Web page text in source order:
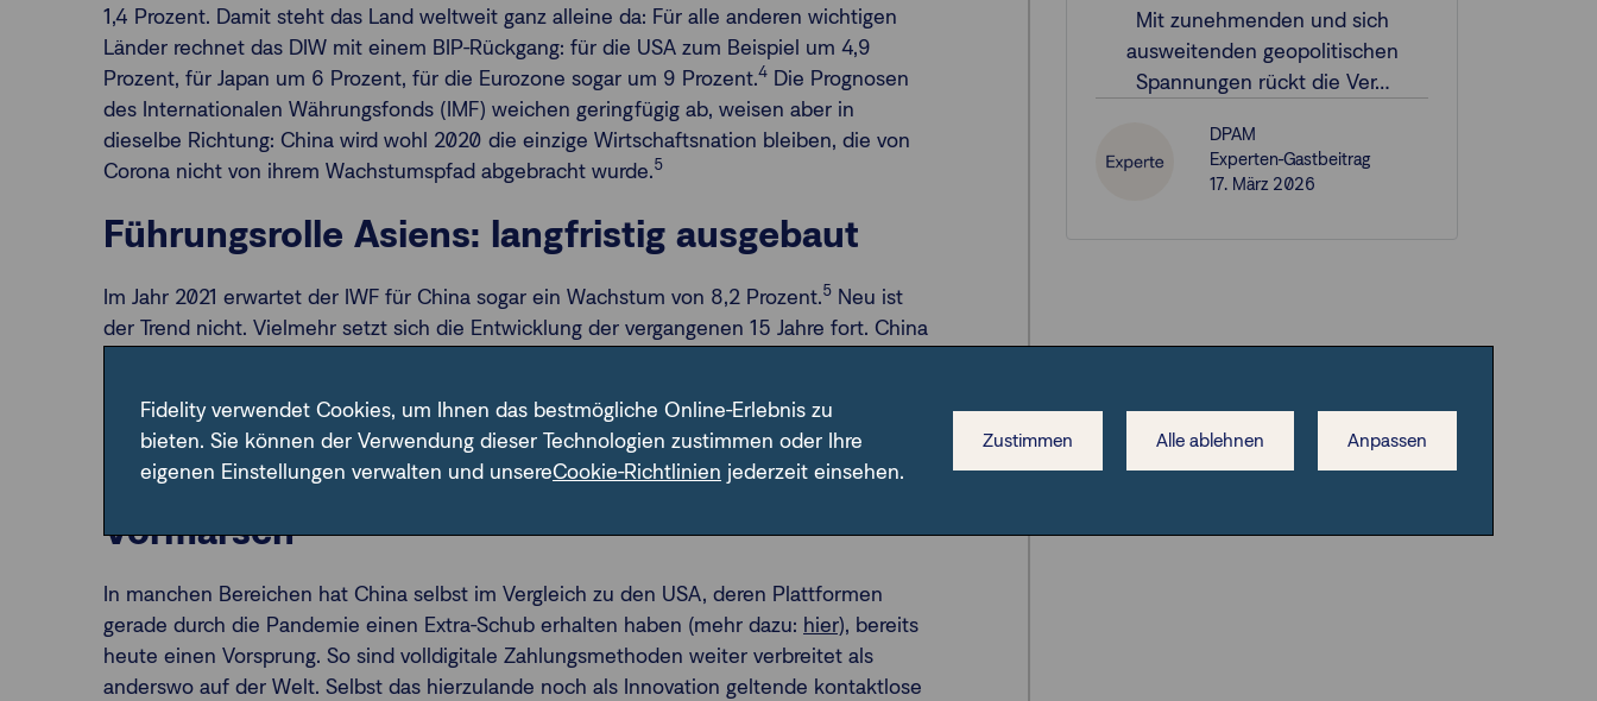
1,4 Prozent. Damit steht das Land weltweit ganz alleine da: Für alle anderen wichtigen
Länder rechnet das DIW mit einem BIP-Rückgang: für die USA zum Beispiel um 4,9
Prozent, für Japan um 6 Prozent, für die Eurozone sogar um 9 Prozent.4 Die Prognosen
des Internationalen Währungsfonds (IMF) weichen geringfügig ab, weisen aber in
dieselbe Richtung: China wird wohl 2020 die einzige Wirtschaftsnation bleiben, die von
Corona nicht von ihrem Wachstumspfad abgebracht wurde.5
Führungsrolle Asiens: langfristig ausgebaut
Im Jahr 2021 erwartet der IWF für China sogar ein Wachstum von 8,2 Prozent.5 Neu ist
der Trend nicht. Vielmehr setzt sich die Entwicklung der vergangenen 15 Jahre fort. China
Rolle als weltweiter Technologieführer.
China: in Schlüsseltechnologien auf dem
Vormarsch
In manchen Bereichen hat China selbst im Vergleich zu den USA, deren Plattformen
gerade durch die Pandemie einen Extra-Schub erhalten haben (mehr dazu: hier), bereits
heute einen Vorsprung. So sind volldigitale Zahlungsmethoden weiter verbreitet als
anderswo auf der Welt. Selbst das hierzulande noch als Innovation geltende kontaktlose
Mit zunehmenden und sich
ausweitenden geopolitischen
Spannungen rückt die Ver…
DPAM
Experten-Gastbeitrag
17. März 2026
Fidelity verwendet Cookies, um Ihnen das bestmögliche Online-Erlebnis zu
bieten. Sie können der Verwendung dieser Technologien zustimmen oder Ihre
eigenen Einstellungen verwalten und unsereCookie-Richtlinien jederzeit einsehen.
Zustimmen Alle ablehnen Anpassen